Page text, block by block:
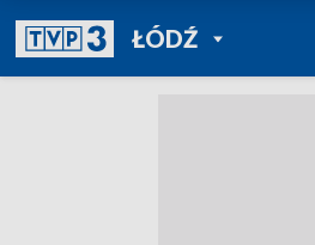
ŁÓDŹPOWRÓT DO
TVP REGIONY